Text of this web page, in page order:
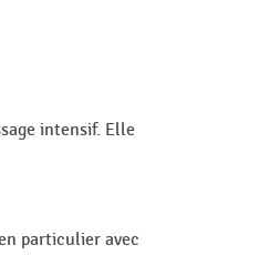
intensif. Elle
particulier avec